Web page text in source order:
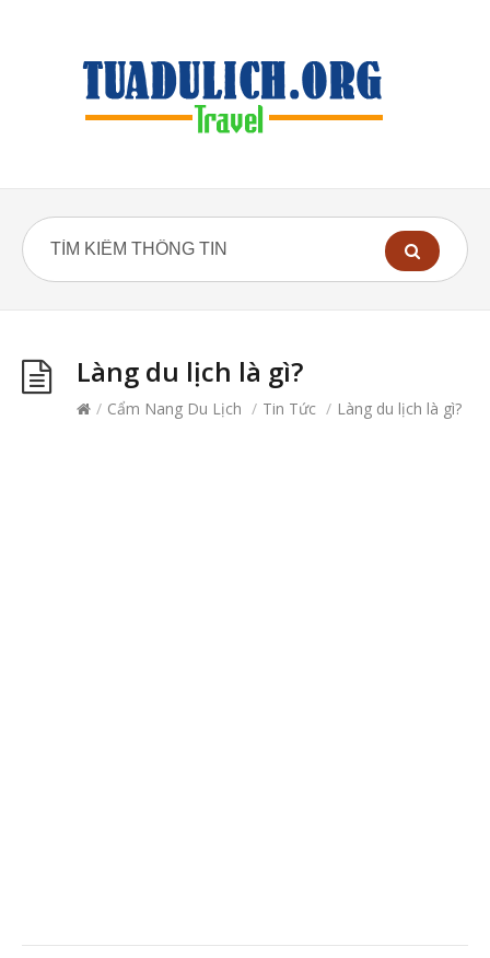
Làng du lịch là gì?
/ Cẩm Nang Du Lịch / Tin Tức / Làng du lịch là gì?